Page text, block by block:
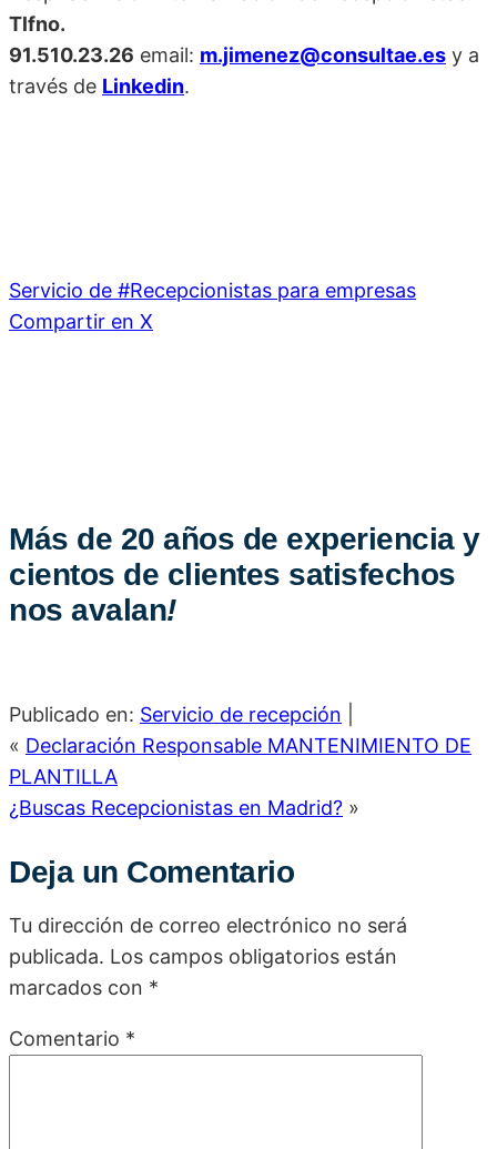
Tlfno.
91.510.23.26 email: m.jimenez@consultae.es y a
través de Linkedin.
Servicio de #Recepcionistas para empresas
Compartir en X
Más de 20 años de experiencia y
cientos de clientes satisfechos
nos avalan!
Publicado en: Servicio de recepción
« Declaración Responsable MANTENIMIENTO DE
PLANTILLA
¿Buscas Recepcionistas en Madrid? »
Deja un Comentario
Tu dirección de correo electrónico no será
publicada. Los campos obligatorios están
marcados con *
Comentario *